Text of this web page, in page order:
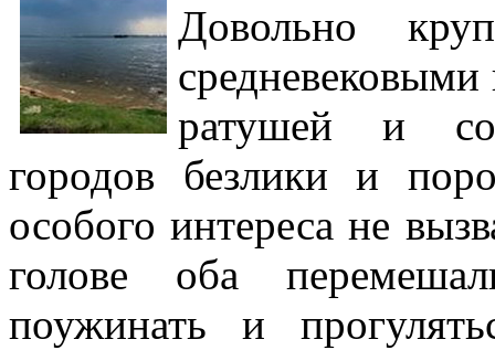
Довольно
ратушей и
городов безлики и
особого интереса не
голове оба
поужинать и